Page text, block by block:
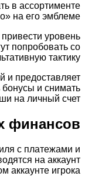
в ассортименте
на его эмблеме.
уровень
попробовать со
тактику.
и предоставляет
бонусы и снимать
на личный счет.
финансов
с платежами и
на аккаунт
игрока.